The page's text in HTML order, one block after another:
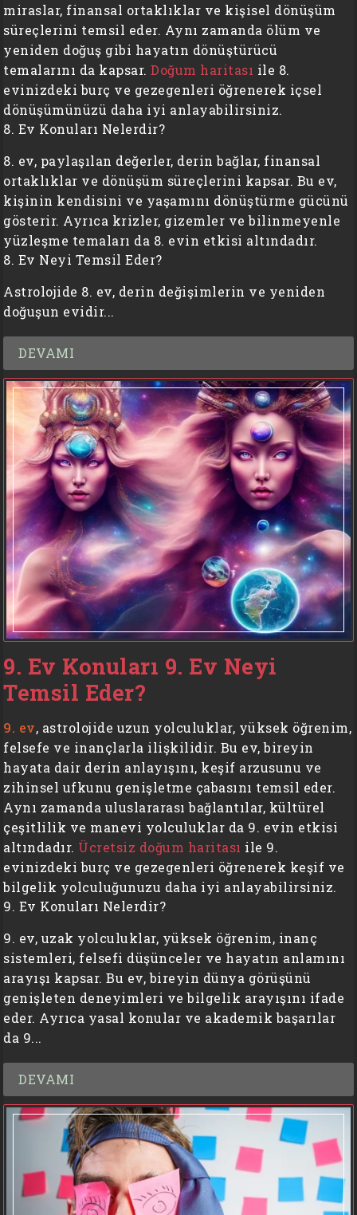
miraslar, finansal ortaklıklar ve kişisel dönüşüm
süreçlerini temsil eder. Aynı zamanda ölüm ve
yeniden doğuş gibi hayatın dönüştürücü
temalarını da kapsar.Doğum haritası ile 8.
evinizdeki burç ve gezegenleri öğrenerek içsel
dönüşümünüzü daha iyi anlayabilirsiniz.
8. Ev Konuları Nelerdir?
8. ev, paylaşılan değerler, derin bağlar, finansal
ortaklıklar ve dönüşüm süreçlerini kapsar. Bu ev,
kişinin kendisini ve yaşamını dönüştürme gücünü
gösterir. Ayrıca krizler, gizemler ve bilinmeyenle
yüzleşme temaları da 8. evin etkisi altındadır.
8. Ev Neyi Temsil Eder?
Astrolojide 8. ev, derin değişimlerin ve yeniden
doğuşun evidir...
DEVAMI
9. Ev Konuları 9. Ev Neyi
Temsil Eder?
9. ev, astrolojide uzun yolculuklar, yüksek öğrenim,
felsefe ve inançlarla ilişkilidir. Bu ev, bireyin
hayata dair derin anlayışını, keşif arzusunu ve
zihinsel ufkunu genişletme çabasını temsil eder.
Aynı zamanda uluslararası bağlantılar, kültürel
çeşitlilik ve manevi yolculuklar da 9. evin etkisi
altındadır. Ücretsiz doğum haritası ile 9.
evinizdeki burç ve gezegenleri öğrenerek keşif ve
bilgelik yolculuğunuzu daha iyi anlayabilirsiniz.
9. Ev Konuları Nelerdir?
9. ev, uzak yolculuklar, yüksek öğrenim, inanç
sistemleri, felsefi düşünceler ve hayatın anlamını
arayışı kapsar. Bu ev, bireyin dünya görüşünü
genişleten deneyimleri ve bilgelik arayışını ifade
eder. Ayrıca yasal konular ve akademik başarılar
da 9...
DEVAMI